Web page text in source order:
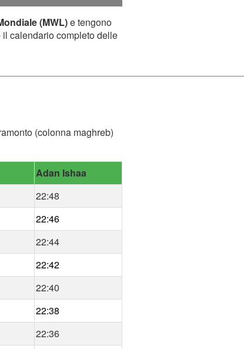
(MWL)e tengono
calendario completo delle
(colonna maghreb)
Adan Ishaa
22:48
22:46
22:44
22:42
22:40
22:38
22:36